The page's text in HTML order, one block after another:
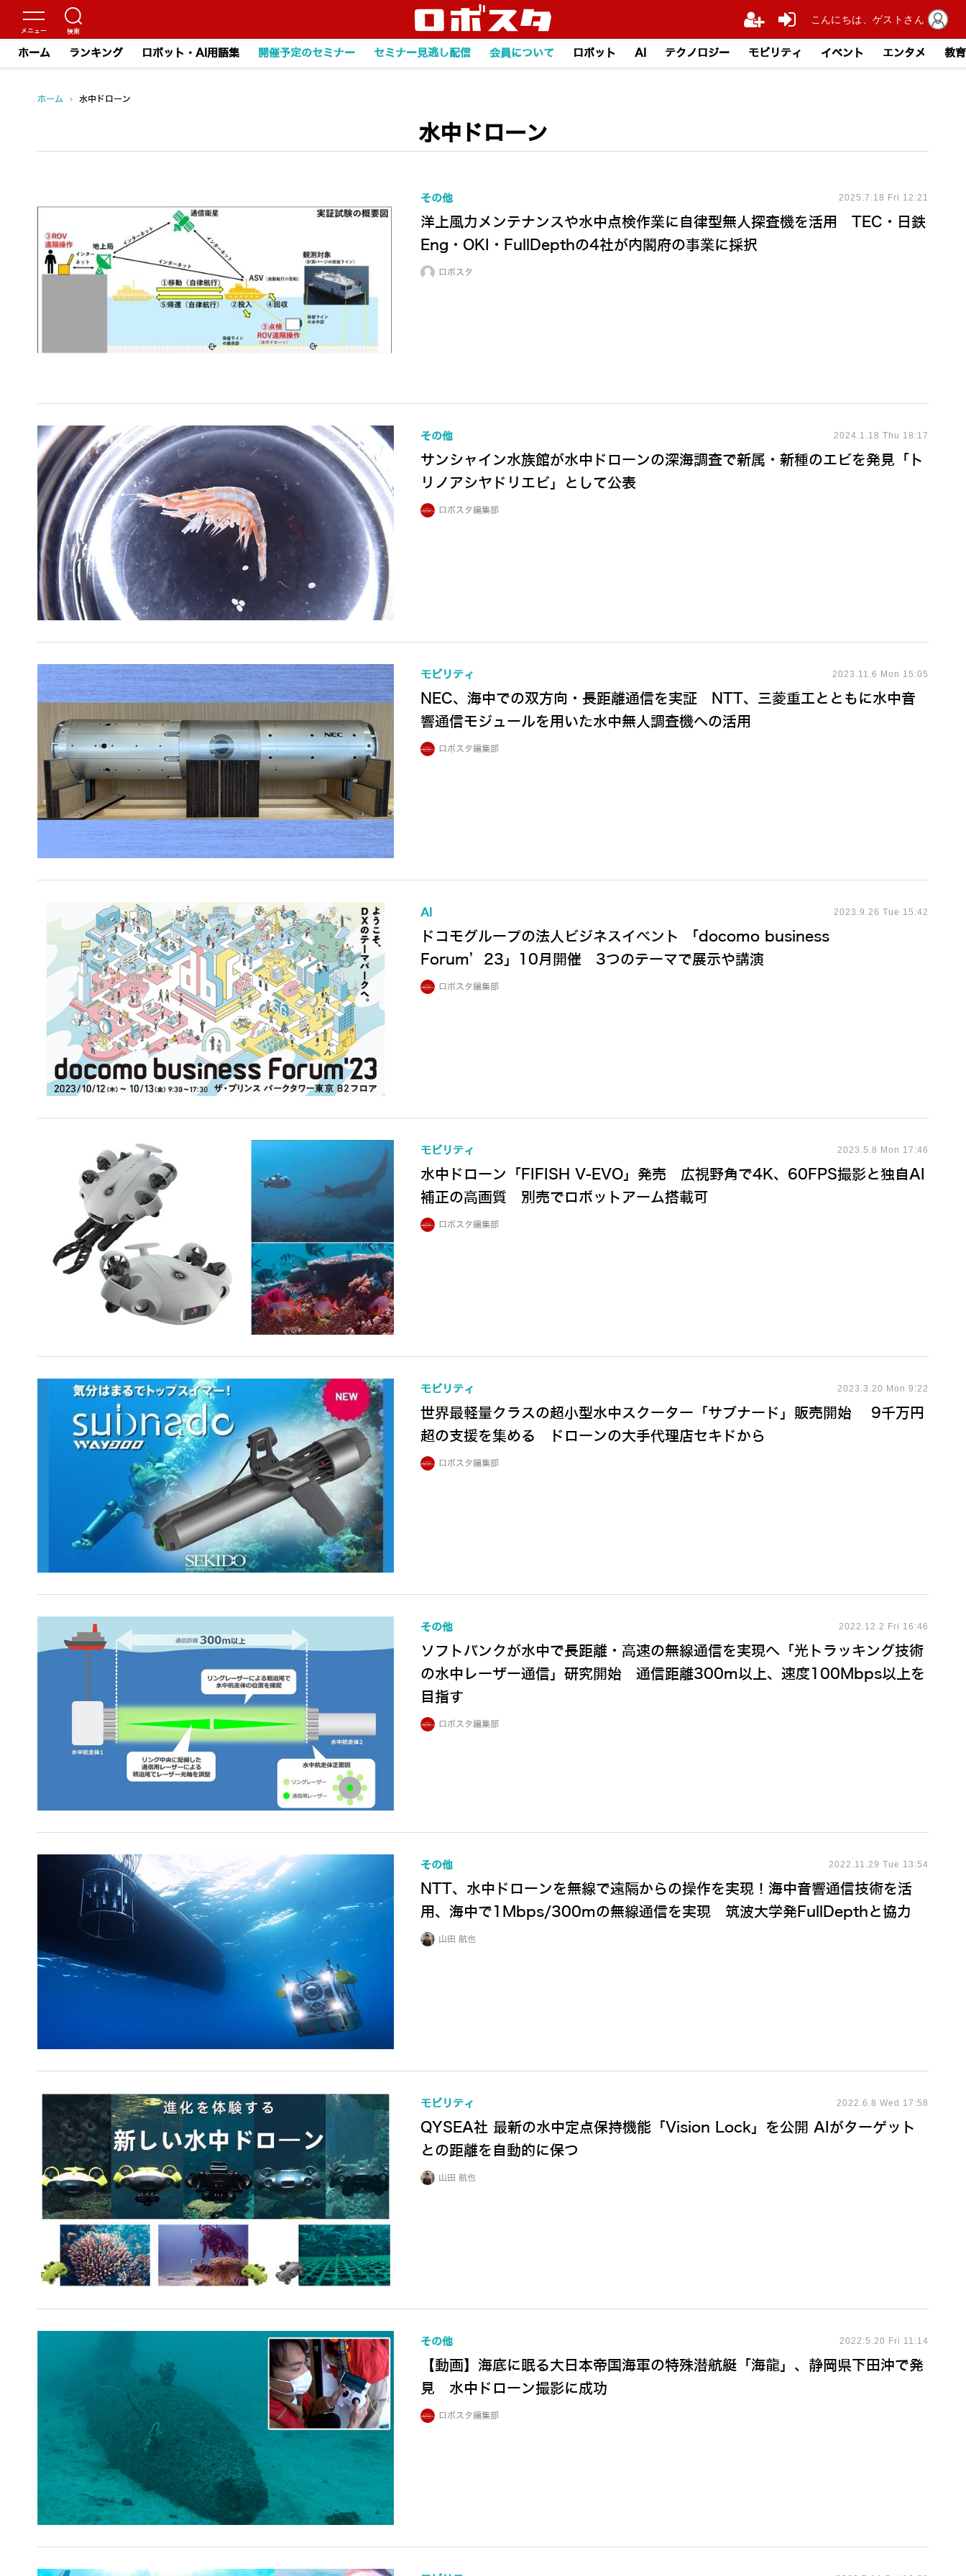
ホーム ランキング ロボット・AI用語集 開催予定のセミナー セミナー見逃し配信 会員について ロボット AI テクノロジー モビリティ イベント エンタメ 教育
ホーム › 水中ドローン
水中ドローン
その他 2025.7.18 Fri 12:21
洋上風力メンテナンスや水中点検作業に自律型無人探査機を活用 TEC・日鉄
Eng・OKI・FullDepthの4社が内閣府の事業に採択
ロボスタ
その他 2024.1.18 Thu 18:17
サンシャイン水族館が水中ドローンの深海調査で新属・新種のエビを発見「ト
リノアシヤドリエビ」として公表
ロボスタ編集部
モビリティ 2023.11.6 Mon 15:05
NEC、海中での双方向・長距離通信を実証 NTT、三菱重工とともに水中音
響通信モジュールを用いた水中無人調査機への活用
ロボスタ編集部
AI 2023.9.26 Tue 15:42
ドコモグループの法人ビジネスイベント 「docomo business
Forum’23」10月開催 3つのテーマで展示や講演
ロボスタ編集部
モビリティ 2023.5.8 Mon 17:46
水中ドローン「FIFISH V-EVO」発売 広視野角で4K、60FPS撮影と独自AI
補正の高画質 別売でロボットアーム搭載可
ロボスタ編集部
モビリティ 2023.3.20 Mon 9:22
世界最軽量クラスの超小型水中スクーター「サブナード」販売開始 9千万円
超の支援を集める ドローンの大手代理店セキドから
ロボスタ編集部
その他 2022.12.2 Fri 16:46
ソフトバンクが水中で長距離・高速の無線通信を実現へ「光トラッキング技術
の水中レーザー通信」研究開始 通信距離300m以上、速度100Mbps以上を
目指す
ロボスタ編集部
その他 2022.11.29 Tue 13:54
NTT、水中ドローンを無線で遠隔からの操作を実現！海中音響通信技術を活
用、海中で1Mbps/300mの無線通信を実現 筑波大学発FullDepthと協力
山田 航也
モビリティ 2022.6.8 Wed 17:58
QYSEA社 最新の水中定点保持機能「Vision Lock」を公開 AIがターゲット
との距離を自動的に保つ
山田 航也
その他 2022.5.20 Fri 11:14
【動画】海底に眠る大日本帝国海軍の特殊潜航艇「海龍」、静岡県下田沖で発
見 水中ドローン撮影に成功
ロボスタ編集部
こんにちは、ゲストさん